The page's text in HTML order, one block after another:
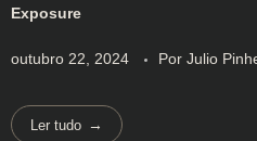
Exposure
outubro 22, 2024 Por Julio
Ler tudo